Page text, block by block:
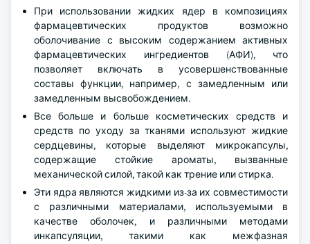
При использовании жидких ядер в композициях
фармацевтических продуктов возможно
оболочивание с высоким содержанием активных
фармацевтических ингредиентов (АФИ), что
позволяет включать в усовершенствованные
составы функции, например, с замедленным или
замедленным высвобождением.
Все больше и больше косметических средств и
средств по уходу за тканями используют жидкие
сердцевины, которые выделяют микрокапсулы,
содержащие стойкие ароматы, вызванные
механической силой, такой как трение или стирка.
Эти ядра являются жидкими из-за их совместимости
с различными материалами, используемыми в
качестве оболочек, и различными методами
инкапсуляции, такими как межфазная